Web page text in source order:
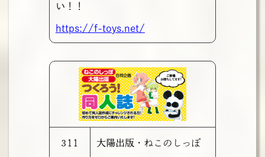
い！！
https://f-toys.net/
311 大陽出版・ねこのしっぽ